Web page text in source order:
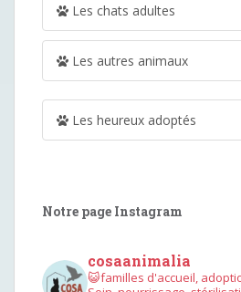
Les chats adultes
Les autres animaux
Les heureux adoptés
Notre page Instagram
cosaanimalia
😺familles d'accueil,